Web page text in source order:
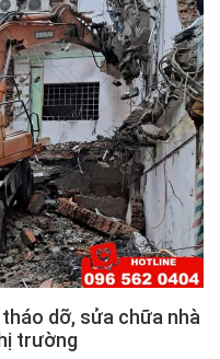
dỡ, sửa chữa nhà
trường